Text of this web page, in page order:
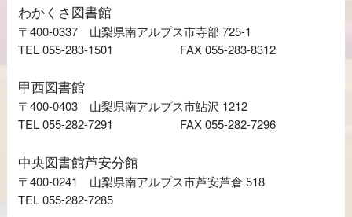
わかくさ図書館
〒400-0337 山梨県南アルプス市寺部 725-1
TEL 055-283-1501
FAX 055-283-8312
甲西図書館
〒400-0403 山梨県南アルプス市鮎沢 1212
TEL 055-282-7291
FAX 055-282-7296
中央図書館芦安分館
〒400-0241 山梨県南アルプス市芦安芦倉 518
TEL 055-282-7285